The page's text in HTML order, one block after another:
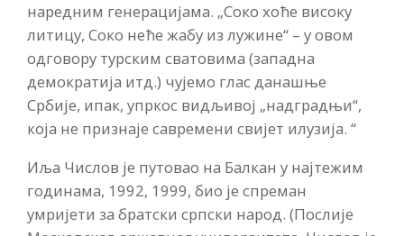
наредним генерацијама. „Соко хоће високу
литицу, Соко неће жабу из лужине“ – у овом
одговору турским сватовима (западна
демократија итд.) чујемо глас данашње
Србије, ипак, упркос видљивој „надградњи“,
која не признаје савремени свијет илузија. “
Иља Числов је путовао на Балкан у најтежим
годинама, 1992, 1999, био је спреман
умријети за братски српски народ. (Послије